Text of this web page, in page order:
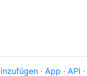
· App · API ·